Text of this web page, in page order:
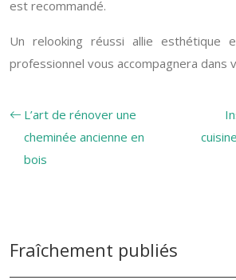
est recommandé.
Un relooking réussi allie esthétique
professionnel vous accompagnera dans
L’art de rénover une
cheminée ancienne en
bois
Fraîchement publiés